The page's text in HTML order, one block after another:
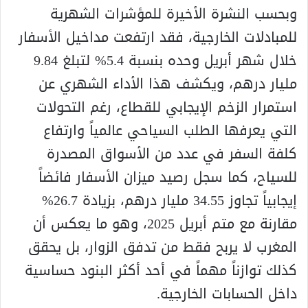
وبحسب النشرة الأخيرة للمؤشرات الشهرية
للمبادلات الخارجية، فقد ارتفعت مداخيل الأسفار
خلال شهر أبريل وحده بنسبة 5.4% لتبلغ 9.84
مليار درهم، ويكشف هذا الأداء الشهري عن
استمرار الزخم الإيجابي للقطاع، رغم التحولات
التي يعرفها الطلب السياحي عالمياً وارتفاع
كلفة السفر في عدد من الأسواق المصدرة
للسياح، كما سجل رصيد ميزان الأسفار فائضاً
إيجابياً تجاوز 34.55 مليار درهم، بزيادة 26.7%
مقارنة مع متم أبريل 2025، وهو ما يعكس أن
المغرب لا يربح فقط من تدفق الزوار، بل يحقق
كذلك توازناً مهماً في أحد أكثر البنود حساسية
داخل الحسابات الخارجية.